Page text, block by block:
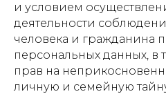
и условием
деятельности
человека и гражданина
персональных данных, в
прав на
личную и семейную